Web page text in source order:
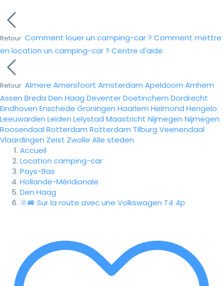
Retour Comment louer un camping-car ? Comment mettre
en location un camping-car ? Centre d'aide
Retour Almere Amersfoort Amsterdam Apeldoorn Arnhem
Assen Breda Den Haag DeventerDoetinchem Dordrecht
Eindhoven Enschede Groningen Haarlem Helmond Hengelo
Leeuwarden Leiden Lelystad Maastricht Nijmegen Nijmegen
Roosendaal Rotterdam Rotterdam Tilburg Veenendaal
Vlaardingen Zeist Zwolle Alle steden
Accueil
Location camping-car
Pays-Bas
Hollande-Méridionale
Den Haag
🌞🚐 Sur la route avec une Volkswagen T4 4p